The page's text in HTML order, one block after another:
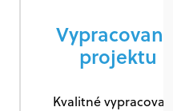
projektu
Kvalitné